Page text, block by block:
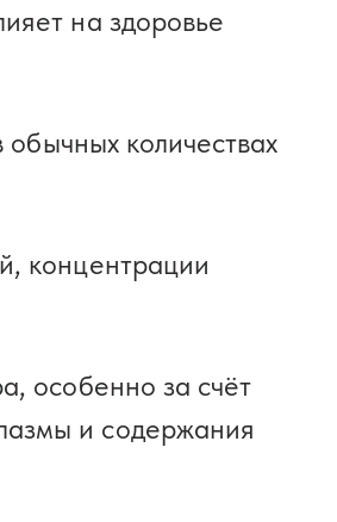
на здоровье
количествах
концентрации
особенно за счёт
и содержания